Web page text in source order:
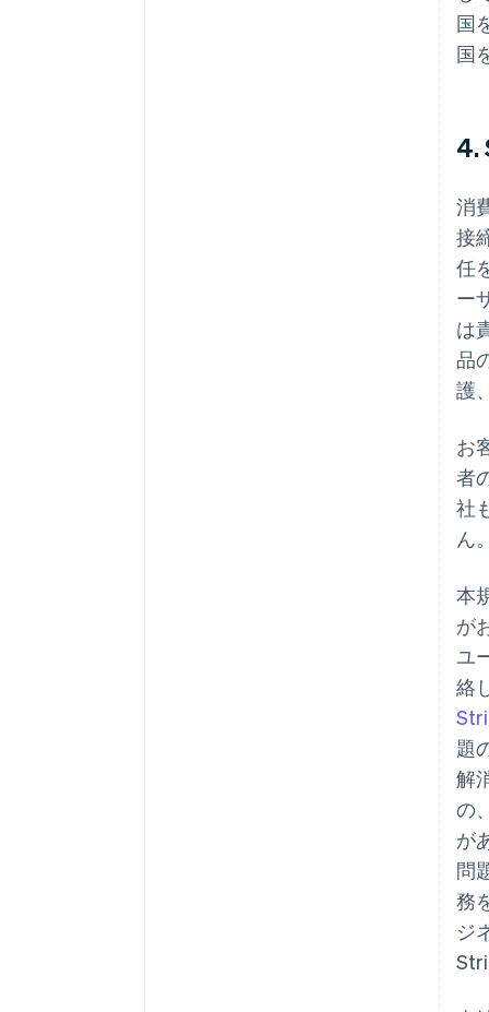
国
国
4.
消
接
任
ー
は
品
護
お
者
社
ん
本
が
ユ
絡
題
解
の
が
問
務
ジ